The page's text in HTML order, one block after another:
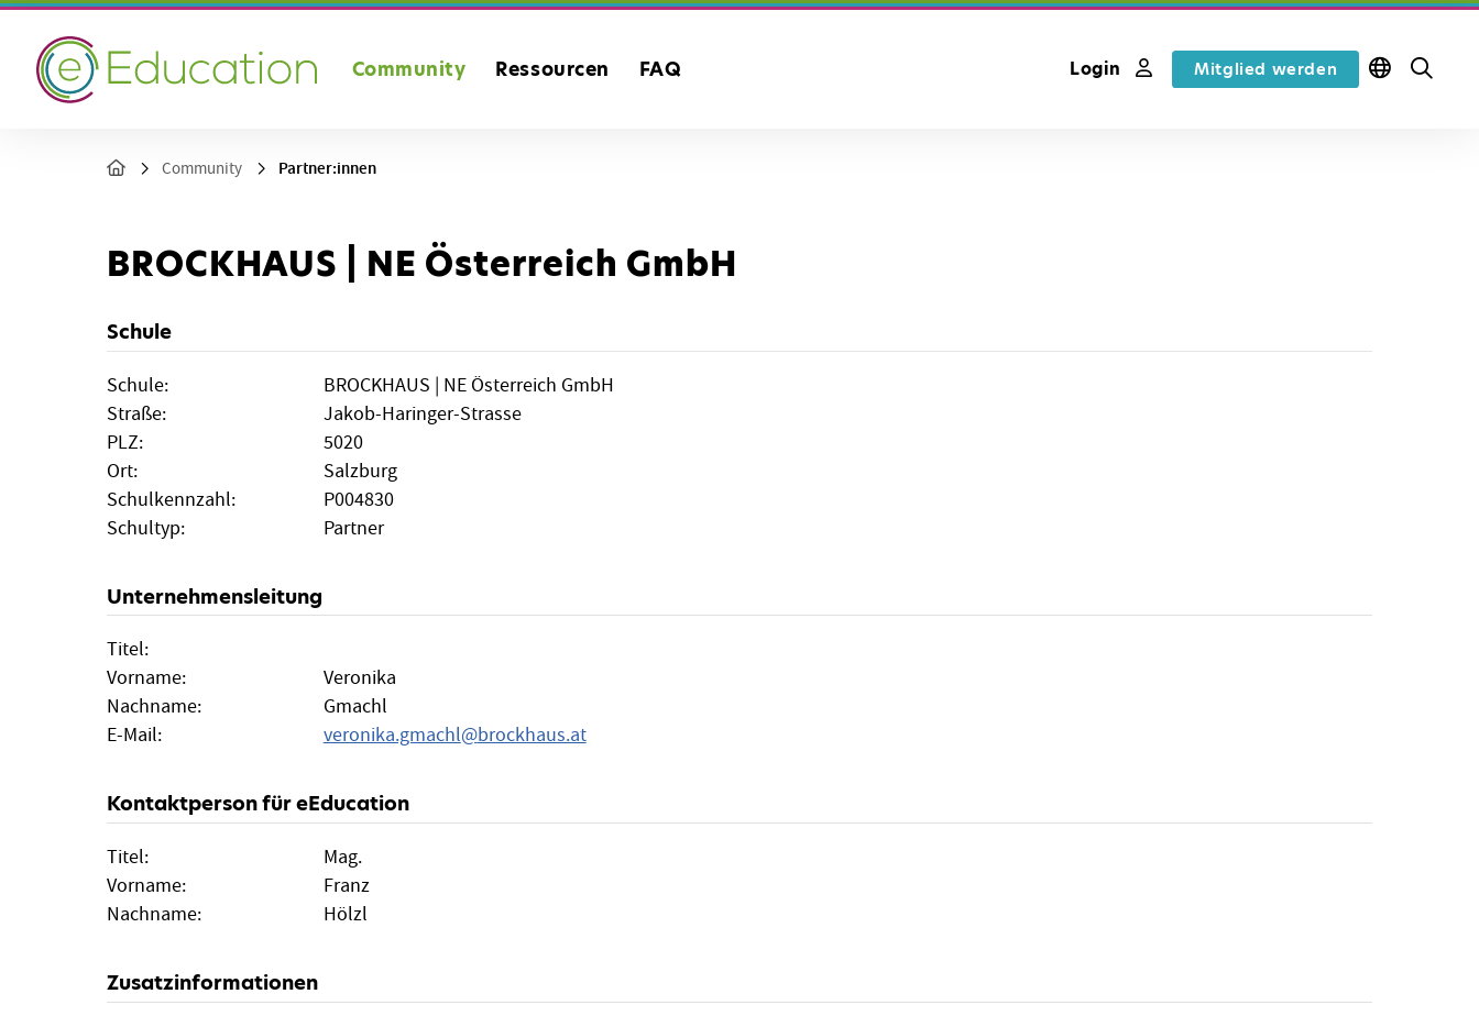
Community Ressourcen FAQ Login Mitglied werden
Community Partner:innen
BROCKHAUS | NE Österreich GmbH
Schule
Schule:
BROCKHAUS | NE Österreich GmbH
Straße:
Jakob-Haringer-Strasse
PLZ:
5020
Ort:
Salzburg
Schulkennzahl:
P004830
Schultyp:
Partner
Unternehmensleitung
Titel:
Vorname:
Veronika
Nachname:
Gmachl
E-Mail:
veronika.gmachl@brockhaus.at
Kontaktperson für eEducation
Titel:
Mag.
Vorname:
Franz
Nachname:
Hölzl
Zusatzinformationen